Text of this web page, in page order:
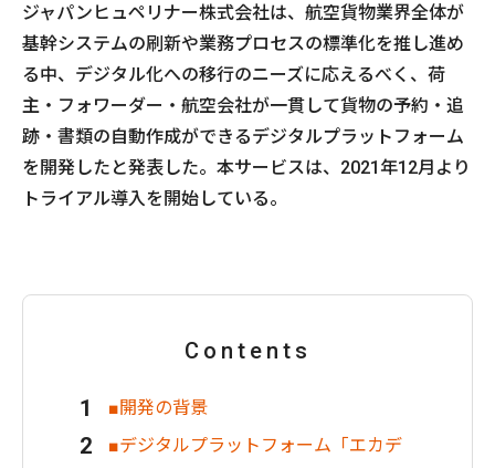
ジャパンヒュペリナー株式会社は、航空貨物業界全体が
基幹システムの刷新や業務プロセスの標準化を推し進め
る中、デジタル化への移行のニーズに応えるべく、荷
主・フォワーダー・航空会社が一貫して貨物の予約・追
跡・書類の自動作成ができるデジタルプラットフォーム
を開発したと発表した。本サービスは、2021年12月より
トライアル導入を開始している。
Contents
■開発の背景
■デジタルプラットフォーム「エカデ